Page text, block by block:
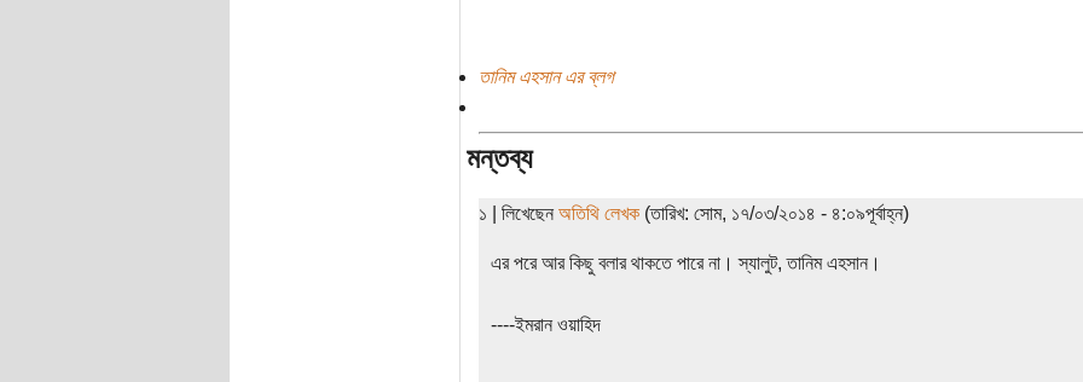
তানিম এহসান এর ব্লগ
মন্তব্য
১ | লিখেছেন অতিথি লেখক(তারিখ: সোম, ১৭/০৩/২০১৪ - ৪:০৯পূর্বাহ্ন)
এর পরে আর কিছু বলার থাকতে পারে না। স্যালুট, তানিম এহসান।
----ইমরান ওয়াহিদ